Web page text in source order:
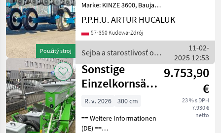
Použitý stroj
Marke: KINZE 3600, Baujahr
2006, 12 Reihen, Tank für
Dünger und
Mikroelemente, Importiert.
Transportdienstleistungen
P.P.H.U. ARTUR HUCALUK
57-350 Kudowa-Zdrój
Sejba a starostlivosť o
plodinu / Sonstige
11-02-
2025 12:53
Sonstige
Einzelkornsämaschine
3 m / Precision
seeder
9.753,90
€
23 % s DPH
7.930 €
netto
R. v. 2026
300 cm
== Weitere Informationen
(DE) ==